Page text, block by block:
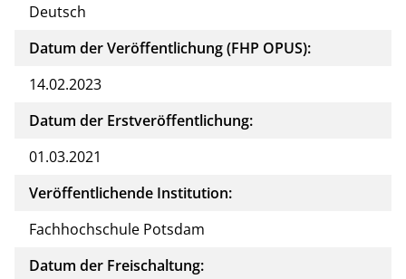
Deutsch
Datum der Veröffentlichung (FHP OPUS):
14.02.2023
Datum der Erstveröffentlichung:
01.03.2021
Veröffentlichende Institution:
Fachhochschule Potsdam
Datum der Freischaltung: